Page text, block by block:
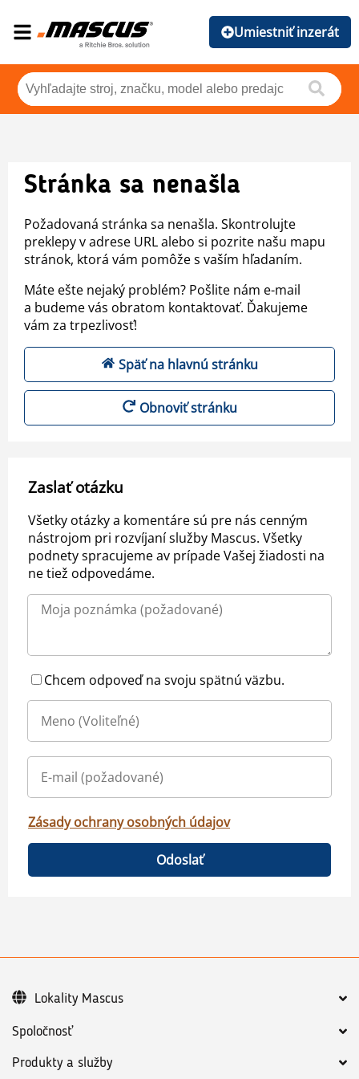
Umiestniť inzerát
Stránka sa nenašla
Požadovaná stránka sa nenašla. Skontrolujte
preklepy v adrese URL alebo si pozrite našu mapu
stránok, ktorá vám pomôže s vaším hľadaním.
Máte ešte nejaký problém? Pošlite nám e-mail
a budeme vás obratom kontaktovať. Ďakujeme
vám za trpezlivosť!
Späť na hlavnú stránku
Obnoviť stránku
Zaslať otázku
Všetky otázky a komentáre sú pre nás cenným
nástrojom pri rozvíjaní služby Mascus. Všetky
podnety spracujeme av prípade Vašej žiadosti na
ne tiež odpovedáme.
Chcem odpoveď na svoju spätnú väzbu.
Zásady ochrany osobných údajov
Odoslať
Spoločnosť
Produkty a služby
Lokality Mascus